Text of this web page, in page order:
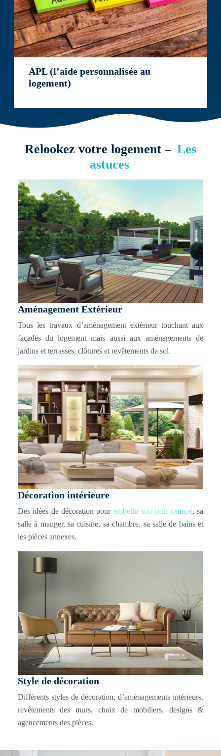
APL (l’aide personnalisée au
logement)
Relookez votre logement – Les
astuces
Aménagement Extérieur
Tous les travaux d’aménagement extérieur touchant aux
façades du logement mais aussi aux aménagements de
jardins et terrasses, clôtures et revêtements de sol.
Décoration intérieure
Des idées de décoration pour embellir son coin canapé, sa
salle à manger, sa cuisine, sa chambre, sa salle de bains et
les pièces annexes.
Style de décoration
Différents styles de décoration, d’aménagements intérieurs,
revêtements des murs, choix de mobiliers, designs &
agencements des pièces.